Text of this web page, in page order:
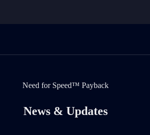
Need for Speed™ Payback
News & Updates